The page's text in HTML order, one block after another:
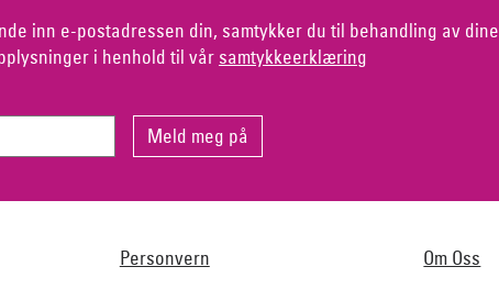
inn e-postadressen din, samtykker du til behandling av dine
i henhold til vår samtykkeerklæring
Personvern Om Oss